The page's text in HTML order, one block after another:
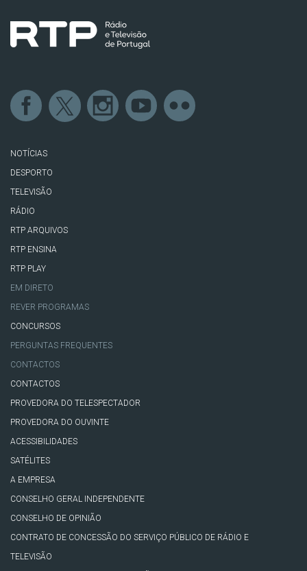
NOTÍCIAS
DESPORTO
TELEVISÃO
RÁDIO
RTP ARQUIVOS
RTP ENSINA
RTP PLAY
EM DIRETO
REVER PROGRAMAS
CONCURSOS
PERGUNTAS FREQUENTES
CONTACTOS
CONTACTOS
PROVEDORA DO TELESPECTADOR
PROVEDORA DO OUVINTE
ACESSIBILIDADES
SATÉLITES
A EMPRESA
CONSELHO GERAL INDEPENDENTE
CONSELHO DE OPINIÃO
CONTRATO DE CONCESSÃO DO SERVIÇO PÚBLICO DE RÁDIO E
TELEVISÃO